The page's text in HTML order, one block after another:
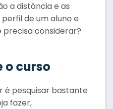
a distância e as
perfil de um aluno e
precisa considerar?
o curso
é pesquisar bastante
fazer,